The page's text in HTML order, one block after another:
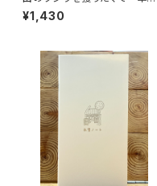
忍び猟記（文庫版）
¥1,430